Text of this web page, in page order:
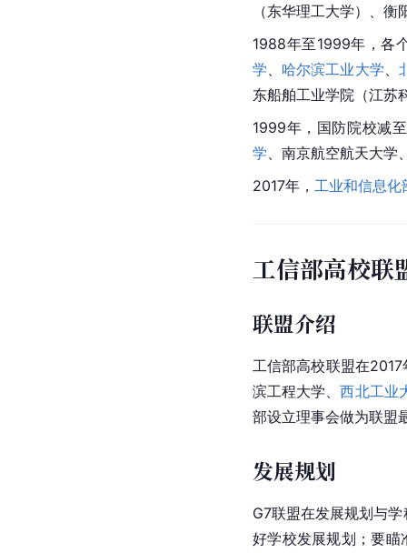
（东华理工大学）、衡
1988年至1999年，各
学
哈尔滨工业大学
东船舶工业学院（江苏
1999年，国防院校减
学 、南京航空航天大学
2017年， 工业和信息化
工信部高校联
联盟介绍
工信部高校联盟在
滨工程大学 、西北工业
部设立理事会做为联盟
发展规划
G7联盟在发展规划与
好学校发展规划；要瞄